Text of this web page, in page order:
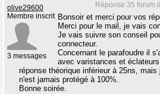
Réponse 35 forum
olive29600
Membre inscrit
3 messages
Bonsoir et merci pour vos
Merci pour le mail, je vais
Je vais suivre son conseil
connecteur.
Concernant le parafoudre il
avec varistances et
réponse théorique inférieur à 25ns,
n'est jamais protégé à 100%.
Bonne soirée.